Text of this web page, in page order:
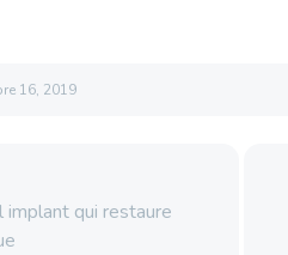
16, 2019
implant qui restaure